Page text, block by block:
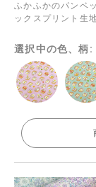
ふかふかのパンベ
ックスプリント生
選択中の色、柄: